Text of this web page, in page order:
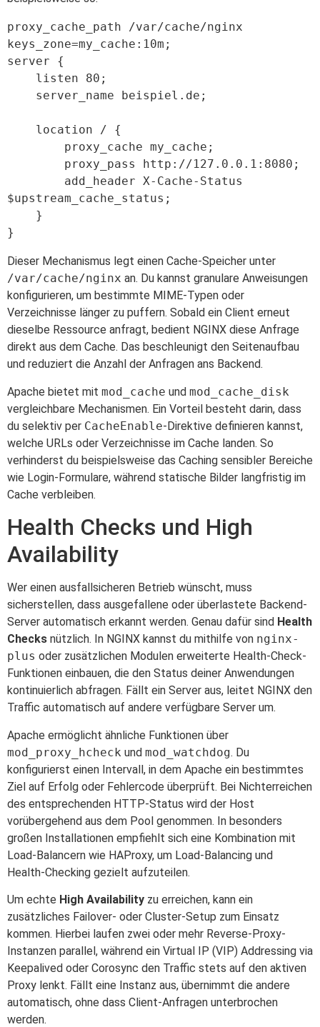
proxy_cache_path /var/cache/nginx
keys_zone=my_cache:10m;
server {
$upstream_cache_status;
Dieser Mechanismus legt einen Cache-Speicher unter
/var/cache/nginx an. Du kannst granulare Anweisungen
konfigurieren, um bestimmte MIME-Typen oder
Verzeichnisse länger zu puffern. Sobald ein Client erneut
dieselbe Ressource anfragt, bedient NGINX diese Anfrage
direkt aus dem Cache. Das beschleunigt den Seitenaufbau
und reduziert die Anzahl der Anfragen ans Backend.
Apache bietet mit mod_cache und mod_cache_disk
vergleichbare Mechanismen. Ein Vorteil besteht darin, dass
du selektiv per CacheEnable-Direktive definieren kannst,
welche URLs oder Verzeichnisse im Cache landen. So
verhinderst du beispielsweise das Caching sensibler Bereiche
wie Login-Formulare, während statische Bilder langfristig im
Cache verbleiben.
Health Checks und High
Availability
Wer einen ausfallsicheren Betrieb wünscht, muss
sicherstellen, dass ausgefallene oder überlastete Backend-
Server automatisch erkannt werden. Genau dafür sind Health
Checks nützlich. In NGINX kannst du mithilfe von nginx-
plus oder zusätzlichen Modulen erweiterte Health-Check-
Funktionen einbauen, die den Status deiner Anwendungen
kontinuierlich abfragen. Fällt ein Server aus, leitet NGINX den
Traffic automatisch auf andere verfügbare Server um.
Apache ermöglicht ähnliche Funktionen über
mod_proxy_hcheck und mod_watchdog. Du
konfigurierst einen Intervall, in dem Apache ein bestimmtes
Ziel auf Erfolg oder Fehlercode überprüft. Bei Nichterreichen
des entsprechenden HTTP-Status wird der Host
vorübergehend aus dem Pool genommen. In besonders
großen Installationen empfiehlt sich eine Kombination mit
Load-Balancern wie HAProxy, um Load-Balancing und
Health-Checking gezielt aufzuteilen.
Um echte High Availability zu erreichen, kann ein
zusätzliches Failover- oder Cluster-Setup zum Einsatz
kommen. Hierbei laufen zwei oder mehr Reverse-Proxy-
Instanzen parallel, während ein Virtual IP (VIP) Addressing via
Keepalived oder Corosync den Traffic stets auf den aktiven
Proxy lenkt. Fällt eine Instanz aus, übernimmt die andere
automatisch, ohne dass Client-Anfragen unterbrochen
werden.